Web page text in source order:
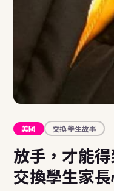
美國 交換學生故事
放手，才能
交換學生家